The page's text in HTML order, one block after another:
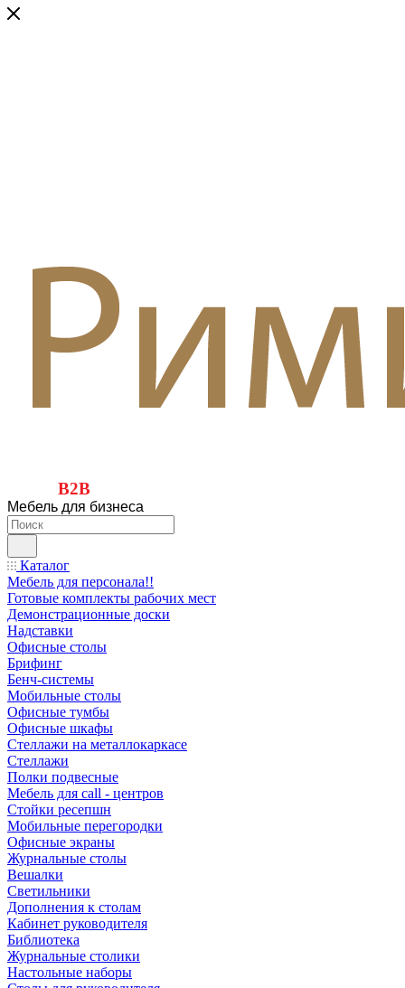
B2B
Мебель для бизнеса
Каталог
Мебель для персонала!!
Готовые комплекты рабочих мест
Демонстрационные доски
Надставки
Офисные столы
Брифинг
Бенч-системы
Мобильные столы
Офисные тумбы
Офисные шкафы
Стеллажи на металлокаркасе
Стеллажи
Полки подвесные
Мебель для call - центров
Стойки ресепшн
Мобильные перегородки
Офисные экраны
Журнальные столы
Вешалки
Светильники
Дополнения к столам
Кабинет руководителя
Библиотека
Журнальные столики
Настольные наборы